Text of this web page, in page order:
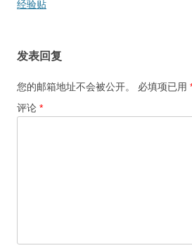
章
经验贴
发表回复
您的邮箱地址不会被公开。 必填项已用
评论 *